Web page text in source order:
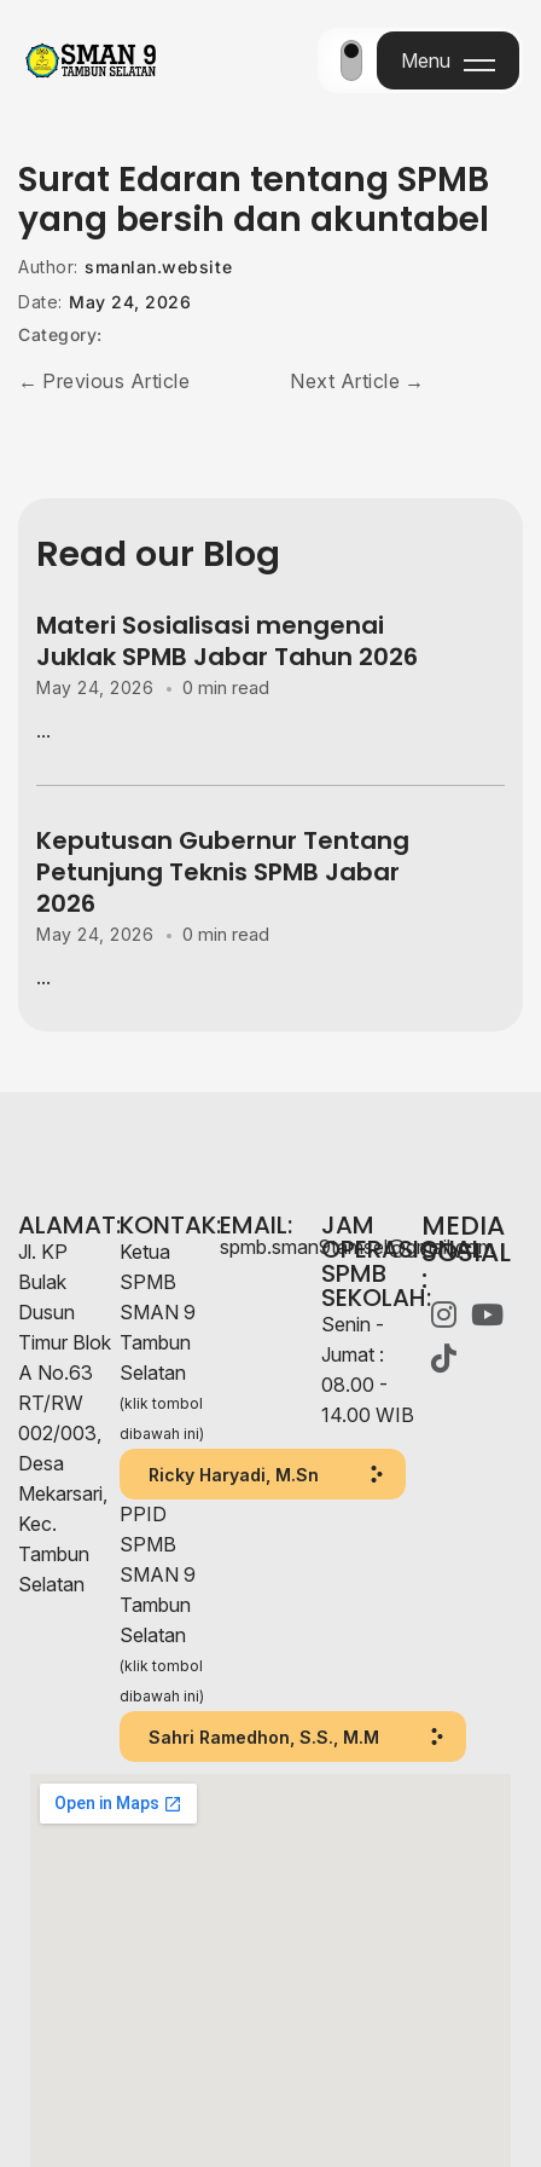
Menu
Surat Edaran tentang SPMB
yang bersih dan akuntabel
Author: smanlan.website
Date: May 24, 2026
Category:
Previous Article Next Article
Read our Blog
Materi Sosialisasi mengenai
Juklak SPMB Jabar Tahun 2026
May 24, 2026 0 min read
...
Keputusan Gubernur Tentang
Petunjung Teknis SPMB Jabar
2026
May 24, 2026 0 min read
...
ALAMAT:
Jl. KP
Bulak
Dusun
Timur Blok
A No.63
RT/RW
002/003,
Desa
Mekarsari,
Kec.
Tambun
Selatan
KONTAK:
Ketua
SPMB
SMAN 9
Tambun
Selatan
(klik tombol
dibawah ini)
Ricky Haryadi, M.Sn
PPID
SPMB
SMAN 9
Tambun
Selatan
(klik tombol
dibawah ini)
Sahri Ramedhon, S.S., M.M
EMAIL:
spmb.sman9tamsel@gmail.com
JAM
OPERASIONAL
SPMB
SEKOLAH:
Senin -
Jumat :
08.00 -
14.00 WIB
MEDIA
SOSIAL
: